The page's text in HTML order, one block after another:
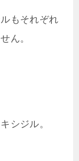
もそれぞれ
ん。
シジル。